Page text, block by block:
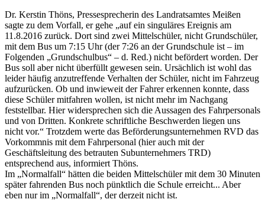
Dr. Kerstin Thöns, Pressesprecherin des Landratsamtes Meißen
sagte zu dem Vorfall, er gehe „auf ein singuläres Ereignis am
11.8.2016 zurück. Dort sind zwei Mittelschüler, nicht Grundschüler,
mit dem Bus um 7:15 Uhr (der 7:26 an der Grundschule ist – im
Folgenden „Grundschulbus“ – d. Red.) nicht befördert worden. Der
Bus soll aber nicht überfüllt gewesen sein. Ursächlich ist wohl das
leider häufig anzutreffende Verhalten der Schüler, nicht im Fahrzeug
aufzurücken. Ob und inwieweit der Fahrer erkennen konnte, dass
diese Schüler mitfahren wollen, ist nicht mehr im Nachgang
feststellbar. Hier widersprechen sich die Aussagen des Fahrpersonals
und von Dritten. Konkrete schriftliche Beschwerden liegen uns
nicht vor.“ Trotzdem werte das Beförderungsunternehmen RVD das
Vorkommnis mit dem Fahrpersonal (hier auch mit der
Geschäftsleitung des betrauten Subunternehmers TRD)
entsprechend aus, informiert Thöns.
Im „Normalfall“ hätten die beiden Mittelschüler mit dem 30 Minuten
später fahrenden Bus noch pünktlich die Schule erreicht... Aber
eben nur im „Normalfall“, der derzeit nicht ist.